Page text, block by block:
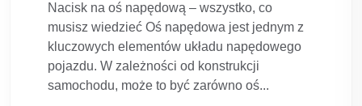
Nacisk na oś napędową – wszystko, co
musisz wiedzieć Oś napędowa jest jednym z
kluczowych elementów układu napędowego
pojazdu. W zależności od konstrukcji
samochodu, może to być zarówno oś...